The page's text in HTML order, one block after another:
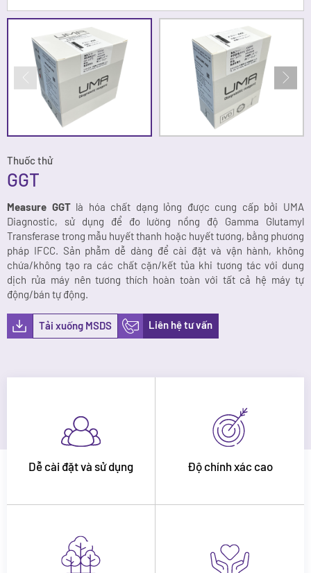
Thuốc thử
GGT
Measure GGT là hóa chất dạng lỏng được cung cấp bởi UMA
Diagnostic, sử dụng để đo lường nồng độ Gamma Glutamyl
Transferase trong mẫu huyết thanh hoặc huyết tương, bằng phương
pháp IFCC. Sản phẫm dễ dàng để cài đặt và vận hành, không
chứa/không tạo ra các chất cặn/kết tủa khi tương tác với dung
dịch rửa máy nên tương thích hoàn toàn với tất cả hệ máy tự
động/bán tự động.
Tải xuống MSDS Liên hệ tư vấn
Dễ cài đặt và sử dụng Độ chính xác cao